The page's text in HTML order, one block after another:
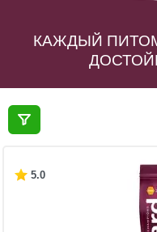
КАЖДЫЙ
5.0